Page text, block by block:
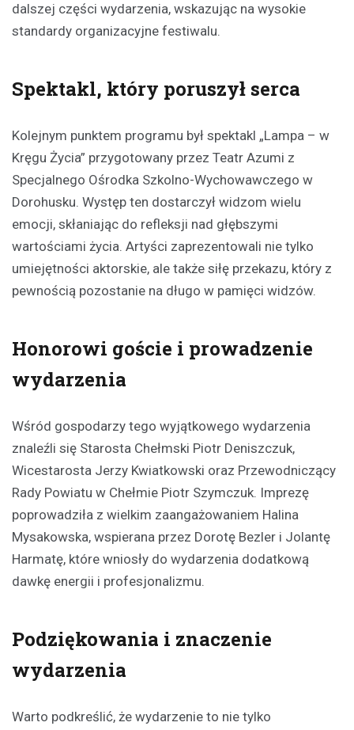
dalszej części wydarzenia, wskazując na wysokie
standardy organizacyjne festiwalu.
Spektakl, który poruszył serca
Kolejnym punktem programu był spektakl „Lampa – w
Kręgu Życia” przygotowany przez Teatr Azumi z
Specjalnego Ośrodka Szkolno-Wychowawczego w
Dorohusku. Występ ten dostarczył widzom wielu
emocji, skłaniając do refleksji nad głębszymi
wartościami życia. Artyści zaprezentowali nie tylko
umiejętności aktorskie, ale także siłę przekazu, który z
pewnością pozostanie na długo w pamięci widzów.
Honorowi goście i prowadzenie
wydarzenia
Wśród gospodarzy tego wyjątkowego wydarzenia
znaleźli się Starosta Chełmski Piotr Deniszczuk,
Wicestarosta Jerzy Kwiatkowski oraz Przewodniczący
Rady Powiatu w Chełmie Piotr Szymczuk. Imprezę
poprowadziła z wielkim zaangażowaniem Halina
Mysakowska, wspierana przez Dorotę Bezler i Jolantę
Harmatę, które wniosły do wydarzenia dodatkową
dawkę energii i profesjonalizmu.
Podziękowania i znaczenie
wydarzenia
Warto podkreślić, że wydarzenie to nie tylko